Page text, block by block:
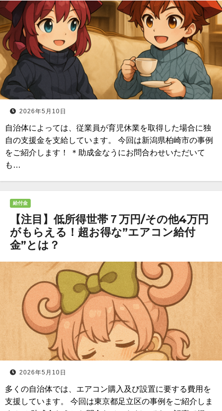
2026年5月10日
自治体によっては、従業員が育児休業を取得した場合に独
自の支援金を支給しています。 今回は新潟県柏崎市の事例
をご紹介します！ ＊助成金なうにお問合わせいただいて
も…
給付金
【注目】低所得世帯７万円/その他4万円
がもらえる！超お得な”エアコン給付
金”とは？
2026年5月10日
多くの自治体では、エアコン購入及び設置に要する費用を
支援しています。 今回は東京都足立区の事例をご紹介しま